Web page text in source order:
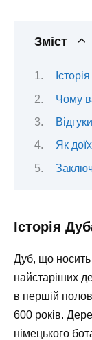
Зміст
Чому
Як
Історія
Дуб, що носить
найстаріших
в першій
600 років.
німецького